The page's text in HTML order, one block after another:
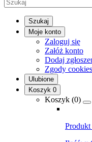
Szukaj
Moje konto
Zaloguj się
Załóż konto
Dodaj
Zgody cookies
Ulubione
Koszyk 0
Koszyk (0)